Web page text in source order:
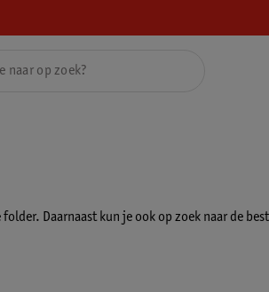
Daarnaast kun je ook op zoek naar de